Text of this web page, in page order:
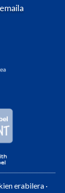
erabilera ·